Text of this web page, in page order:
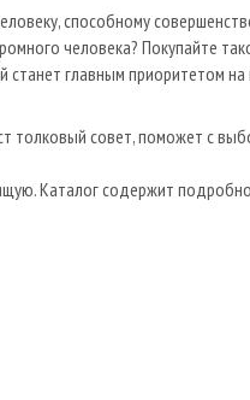
способному
человека? Покупайте
главным приоритетом
толковый совет, поможет с
Каталог содержит